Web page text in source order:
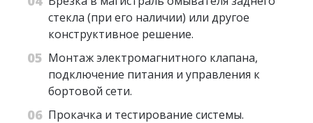
стекла (при его наличии) или другое
конструктивное решение.
Монтаж электромагнитного клапана,
подключение питания и управления к
бортовой сети.
Прокачка и тестирование системы.